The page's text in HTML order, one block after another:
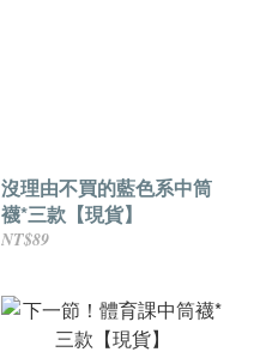
沒理由不買的藍色系中筒
襪*三款【現貨】
NT$89